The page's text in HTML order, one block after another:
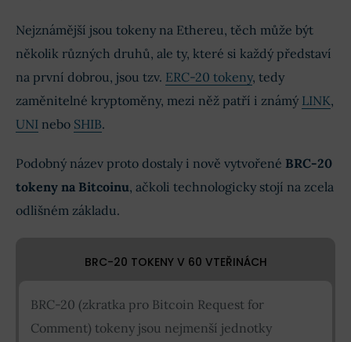
Nejznámější jsou tokeny na Ethereu, těch může být
několik různých druhů, ale ty, které si každý představí
na první dobrou, jsou tzv. ERC-20 tokeny, tedy
zaměnitelné kryptoměny, mezi něž patří i známý LINK,
UNI nebo SHIB.
Podobný název proto dostaly i nově vytvořené BRC-20
tokeny na Bitcoinu, ačkoli technologicky stojí na zcela
odlišném základu.
BRC-20 TOKENY V 60 VTEŘINÁCH
BRC-20 (zkratka pro Bitcoin Request for
Comment) tokeny jsou nejmenší jednotky